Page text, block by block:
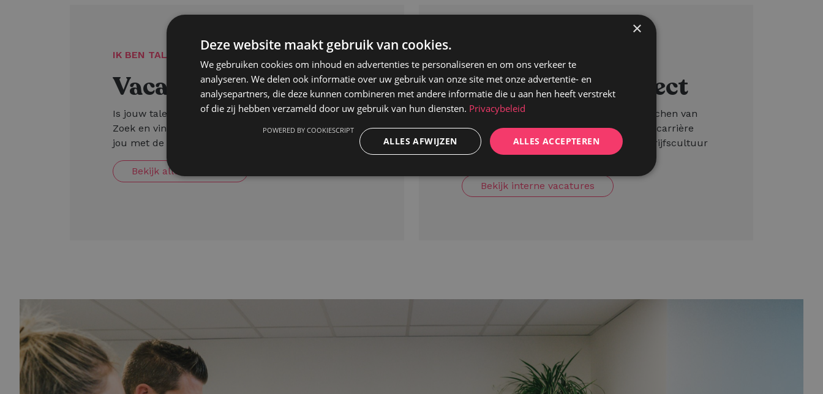
IK BEN TALENT
Vacatures
Is jouw talent klaar om zich verder te ontplooien?
Zoek en vind hier de perfecte match. Intelect helpt
jou met de uitbouw van je carrière.
Bekijk alle vacatures
Carrière bij Intelect
In no time een expert worden in het matchen van
talent en KMO’s? Ga bij Intelect voor een carrière
met inhoud en impact waar een top bedrijfscultuur
de toon zet.
Bekijk interne vacatures
×
Deze website maakt gebruik van cookies.
We gebruiken cookies om inhoud en advertenties te personaliseren en om ons verkeer te
analyseren. We delen ook informatie over uw gebruik van onze site met onze advertentie- en
analysepartners, die deze kunnen combineren met andere informatie die u aan hen heeft verstrekt
of die zij hebben verzameld door uw gebruik van hun diensten. Privacybeleid
ALLES ACCEPTEREN
ALLES AFWIJZEN
POWERED BY COOKIESCRIPT